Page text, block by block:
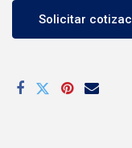
Solicitar